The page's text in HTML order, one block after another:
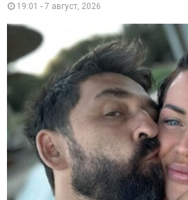
19:01 - 7 август, 2026